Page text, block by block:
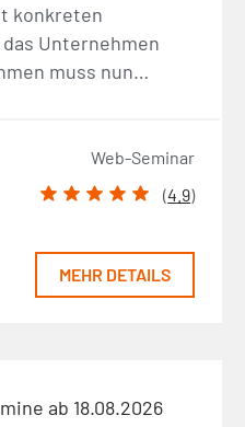
konkreten
Unternehmen
muss nun…
Web-Seminar
(4.9)
MEHR DETAILS
ab 18.08.2026